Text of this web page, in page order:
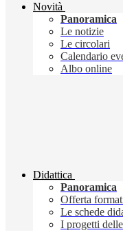
Novità
Panoramica
Le notizie
Le circolari
Calendario
Albo online
Didattica
Panoramica
Offerta
Le schede
I progetti